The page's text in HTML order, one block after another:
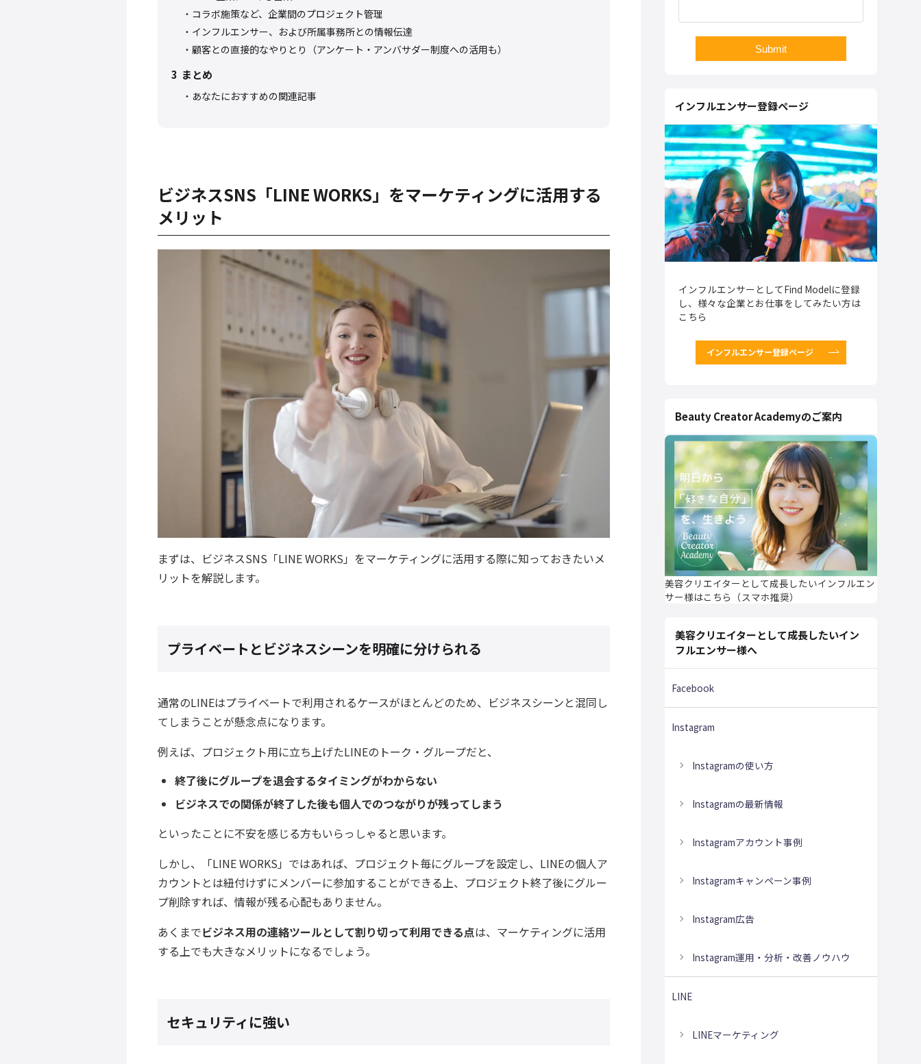
コラボ施策など、企業間のプロジェクト管理
インフルエンサー、および所属事務所との情報伝達
顧客との直接的なやりとり（アンケート・アンバサダー制度への活用も）
3 まとめ
あなたにおすすめの関連記事
ビジネスSNS「LINE WORKS」をマーケティングに活用する
メリット
まずは、ビジネスSNS「LINE WORKS」をマーケティングに活用する際に知っておきたいメ
リットを解説します。
プライベートとビジネスシーンを明確に分けられる
通常のLINEはプライベートで利用されるケースがほとんどのため、ビジネスシーンと混同し
てしまうことが懸念点になります。
例えば、プロジェクト用に立ち上げたLINEのトーク・グループだと、
終了後にグループを退会するタイミングがわからない
ビジネスでの関係が終了した後も個人でのつながりが残ってしまう
といったことに不安を感じる方もいらっしゃると思います。
しかし、「LINE WORKS」ではあれば、プロジェクト毎にグループを設定し、LINEの個人ア
カウントとは紐付けずにメンバーに参加することができる上、プロジェクト終了後にグルー
プ削除すれば、情報が残る心配もありません。
あくまでビジネス用の連絡ツールとして割り切って利用できる点は、マーケティングに活用
する上でも大きなメリットになるでしょう。
セキュリティに強い
インフルエンサー登録ページ
インフルエンサーとしてFind Modelに登録
し、様々な企業とお仕事をしてみたい方は
こちら
インフルエンサー登録ページ
Beauty Creator Academyのご案内
美容クリエイターとして成長したいインフルエン
サー様はこちら（スマホ推奨）
美容クリエイターとして成長したいイン
フルエンサー様へ
Facebook
Instagram
Instagramの使い方
Instagramの最新情報
Instagramアカウント事例
Instagramキャンペーン事例
Instagram広告
Instagram運用・分析・改善ノウハウ
LINE
LINEマーケティング